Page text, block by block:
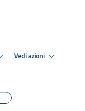
Vedi azioni